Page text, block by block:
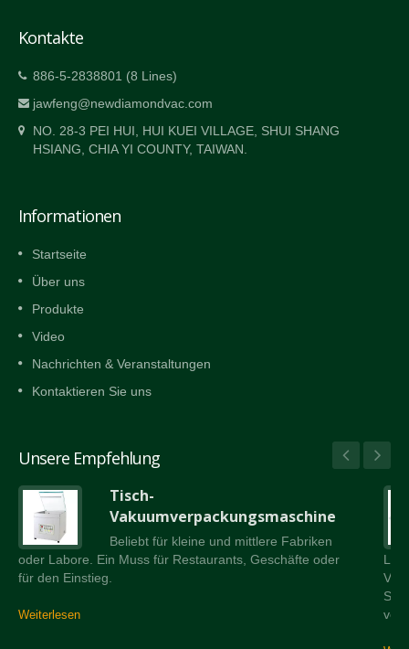
Kontakte
886-5-2838801 (8 Lines)
jawfeng@newdiamondvac.com
NO. 28-3 PEI HUI, HUI KUEI VILLAGE, SHUI SHANG
HSIANG, CHIA YI COUNTY, TAIWAN.
Informationen
Startseite
Über uns
Produkte
Video
Nachrichten & Veranstaltungen
Kontaktieren Sie uns
Unsere Empfehlung
Tisch-
Vakuumverpackungsmaschine
Beliebt für kleine und mittlere Fabriken
oder Labore. Ein Muss für Restaurants, Geschäfte oder
für den Einstieg.
Weiterlesen